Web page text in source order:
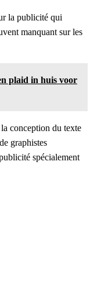
la publicité qui
manquant sur les
plaid in huis voor
conception du texte
graphistes
spécialement